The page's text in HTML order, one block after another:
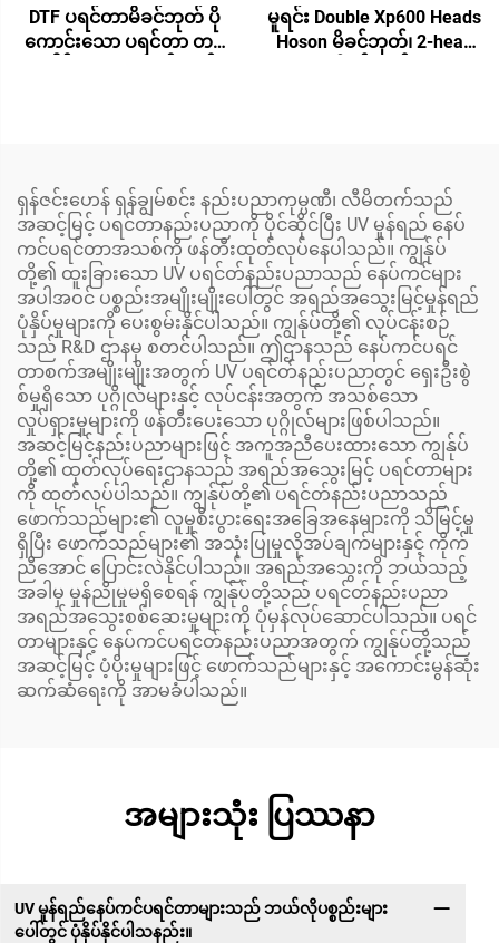
DTF ပရင်တာမိခင်ဘုတ် ပို
ကောင်းသော ပရင်တာ တစ်
မူရင်း Double Xp600 Heads
Hoson မိခင်ဘုတ်၊ 2-head
ရှန်ဇင်းဟေန် ရှန်ချွမ်စင်း နည်းပညာကုမ္ပဏီ၊ လီမိတက်သည်
အဆင့်မြင့် ပရင်တာနည်းပညာကို ပိုင်ဆိုင်ပြီး UV မှုန်ရည် နေပ်
ကင်ပရင်တာအသစ်ကို ဖန်တီးထုတ်လုပ်နေပါသည်။ ကျွန်ုပ်
တို့၏ ထူးခြားသော UV ပရင်တ်နည်းပညာသည် နေပ်ကင်များ
အပါအဝင် ပစ္စည်းအမျိုးမျိုးပေါ်တွင် အရည်အသွေးမြင့်မှုန်ရည်
ပုံနှိပ်မှုများကို ပေးစွမ်းနိုင်ပါသည်။ ကျွန်ုပ်တို့၏ လုပ်ငန်းစဉ်
သည် R&D ဌာနမှ စတင်ပါသည်။ ဤဌာနသည် နေပ်ကင်ပရင်
တာစက်အမျိုးမျိုးအတွက် UV ပရင်တ်နည်းပညာတွင် ရှေးဦးစွဲ
စ်မှုရှိသော ပုဂ္ဂိုလ်များနှင့် လုပ်ငန်းအတွက် အသစ်သော
လှုပ်ရှားမှုများကို ဖန်တီးပေးသော ပုဂ္ဂိုလ်များဖြစ်ပါသည်။
အဆင့်မြင့်နည်းပညာများဖြင့် အကူအညီပေးထားသော ကျွန်ုပ်
တို့၏ ထုတ်လုပ်ရေးဌာနသည် အရည်အသွေးမြင့် ပရင်တာများ
ကို ထုတ်လုပ်ပါသည်။ ကျွန်ုပ်တို့၏ ပရင်တ်နည်းပညာသည်
ဖောက်သည်များ၏ လူမှုစီးပွားရေးအခြေအနေများကို သိမြင့်မှု
ရှိပြီး ဖောက်သည်များ၏ အသုံးပြုမှုလိုအပ်ချက်များနှင့် ကိုက်
ညီအောင် ပြောင်းလဲနိုင်ပါသည်။ အရည်အသွေးကို ဘယ်သည့်
အခါမှ မှုန်ညိုမှုမရှိစေရန် ကျွန်ုပ်တို့သည် ပရင်တ်နည်းပညာ
အရည်အသွေးစစ်ဆေးမှုများကို ပုံမှန်လုပ်ဆောင်ပါသည်။ ပရင်
တာများနှင့် နေပ်ကင်ပရင်တ်နည်းပညာအတွက် ကျွန်ုပ်တို့သည်
အဆင့်မြင့် ပံ့ပိုးမှုများဖြင့် ဖောက်သည်များနှင့် အကောင်းမွန်ဆုံး
ဆက်ဆံရေးကို အာမခံပါသည်။
အများသုံး ပြဿနာ
UV မှုန်ရည်နေပ်ကင်ပရင်တာများသည် ဘယ်လိုပစ္စည်းများ
ပေါ်တွင် ပုံနှိပ်နိုင်ပါသနည်း။